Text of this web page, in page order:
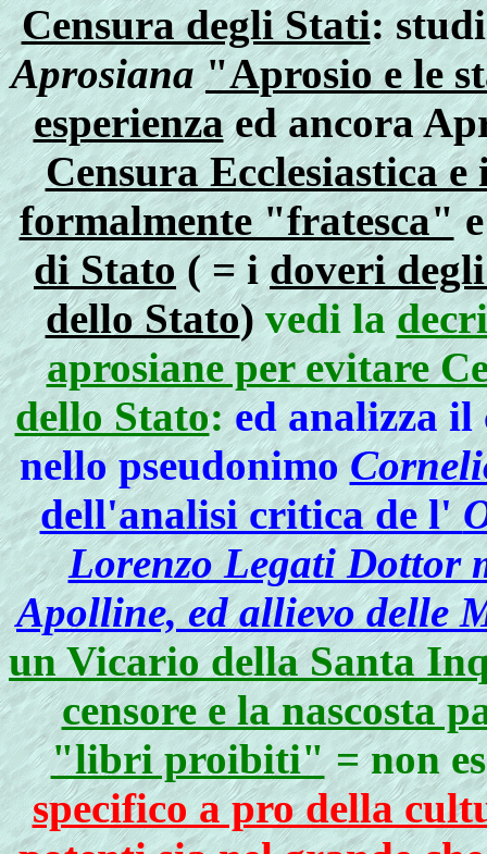
Censura degli Stati:
Aprosiana "Aprosio e le
esperienzaed ancora
Censura Ecclesiastica
formalmente "fratesca"
di Stato( = idoveri
dello Stato)vedi la
aprosiane per evitare
dello Stato:ed analizza il
nello pseudonimo
dell'analisi critica de l'
Lorenzo Legati Dottor
Apolline, ed allievo delle
un Vicario della Santa
censore e la nascosta
"libri proibiti"= non
specifico a pro della